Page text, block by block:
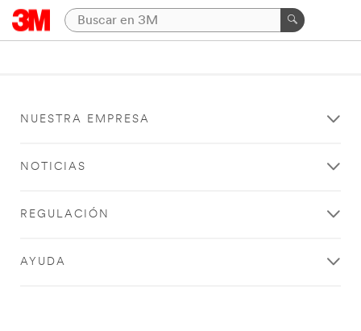
NUESTRA EMPRESA
NOTICIAS
REGULACIÓN
AYUDA